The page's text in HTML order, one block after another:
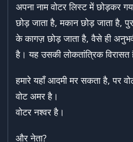
अपना नाम वोटर लिस्ट में छोड़कर
छोड़ जाता है, मकान छोड़ जाता है,
के कागज़ छोड़ जाता है, वैसे ही
है। यह उसकी लोकतांत्रिक विरासत
हमारे यहाँ आदमी मर सकता है, पर
वोट अमर है।
वोटर नश्वर है।
और नेता?